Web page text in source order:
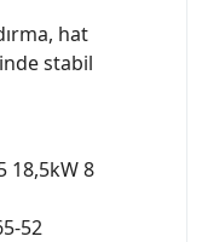
hat
stabil
18,5kW 8
52